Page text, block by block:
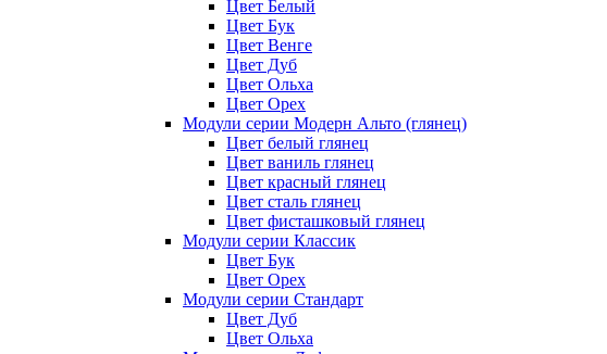
Цвет Белый
Цвет Бук
Цвет Венге
Цвет Дуб
Цвет Ольха
Цвет Орех
Модули серии Модерн Альто (глянец)
Цвет белый глянец
Цвет ваниль глянец
Цвет красный глянец
Цвет сталь глянец
Цвет фисташковый глянец
Модули серии Классик
Цвет Бук
Цвет Орех
Модули серии Стандарт
Цвет Дуб
Цвет Ольха